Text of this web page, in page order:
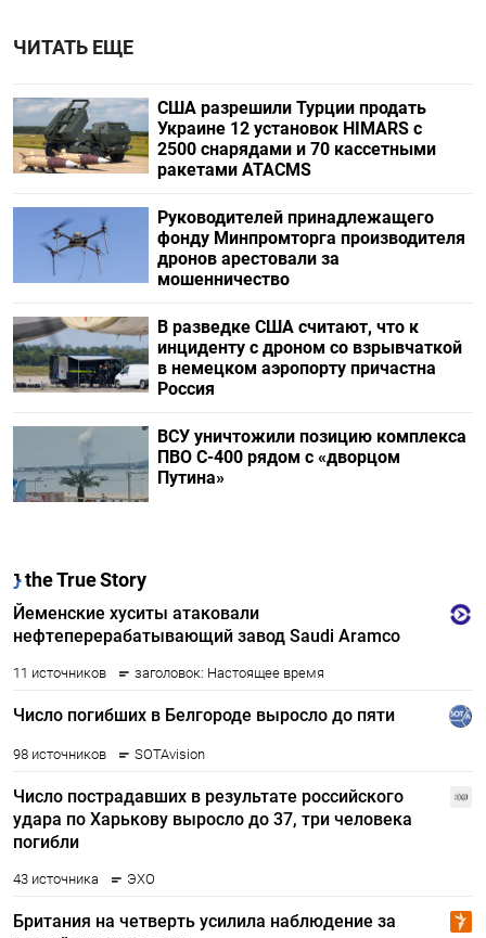
ЧИТАТЬ ЕЩЕ
США разрешили Турции продать
Украине 12 установок HIMARS с
2500 снарядами и 70 кассетными
ракетами ATACMS
Руководителей принадлежащего
фонду Минпромторга производителя
дронов арестовали за
мошенничество
В разведке США считают, что к
инциденту с дроном со взрывчаткой
в немецком аэропорту причастна
Россия
ВСУ уничтожили позицию комплекса
ПВО С-400 рядом с «дворцом
Путина»